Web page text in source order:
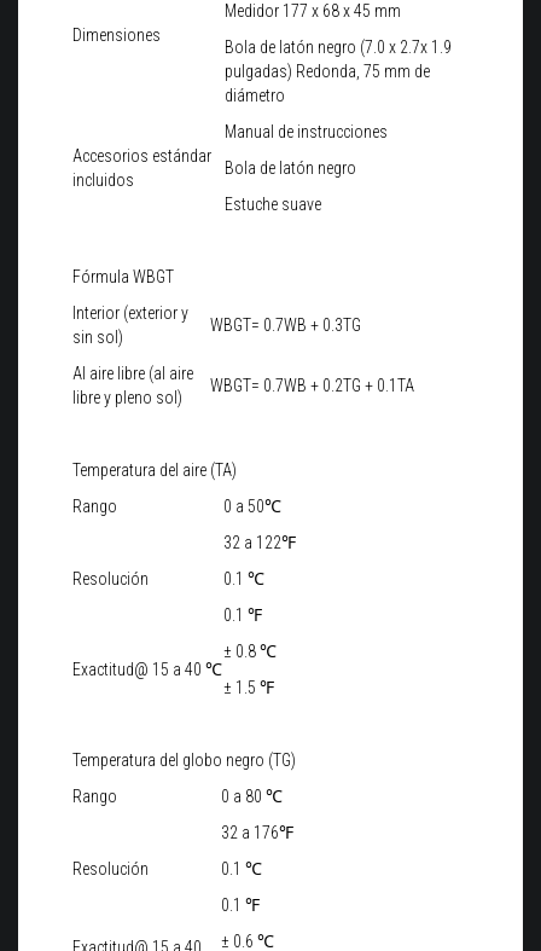
Dimensiones
Medidor 177 x 68 x 45 mm
Bola de latón negro (7.0 x 2.7x 1.9
pulgadas) Redonda, 75 mm de
diámetro
Accesorios estándar
incluidos
Manual de instrucciones
Bola de latón negro
Estuche suave
Fórmula WBGT
Interior (exterior y
sin sol)
WBGT= 0.7WB + 0.3TG
Al aire libre (al aire
libre y pleno sol)
WBGT= 0.7WB + 0.2TG + 0.1TA
Temperatura del aire (TA)
Rango
0 a 50℃
32 a 122℉
Resolución
0.1 ℃
0.1 ℉
Exactitud@ 15 a 40 ℃
± 0.8 ℃
± 1.5 ℉
Temperatura del globo negro (TG)
Rango
0 a 80 ℃
32 a 176℉
Resolución
0.1 ℃
0.1 ℉
± 0.6 ℃